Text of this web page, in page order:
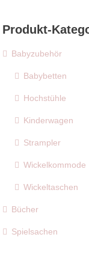
Produkt-
Babyzubehör
Babybetten
Hochstühle
Kinderwagen
Strampler
Wickelkommode
Wickeltaschen
Bücher
Spielsachen